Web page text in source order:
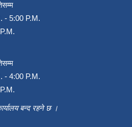
- 5:00 P.M.
- 4:00 P.M.
बन्द रहने छ ।